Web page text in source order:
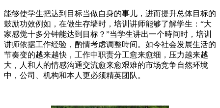
能够使学生把达到目标当做自身的事儿，进而提升总体目标的
鼓励功效例如，在做生存墙时，培训讲师能够了解学生：“大
家感觉十多分钟能达到目标？”当学生讲出一个時间时，培训
讲师依据工作经验，酌情考虑调整時间。如今社会发展生活的
节奏变的越来越快，工作中职责分工愈来愈细，压力越来越
大，人和人的情感沟通交流愈来愈艰难的市场竞争自然环境
中，公司、机构和本人更必须精英团队。